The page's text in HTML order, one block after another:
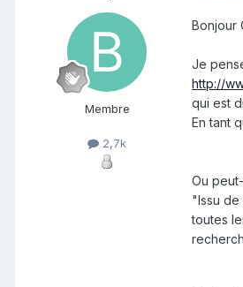
Membre
2,7k
Bonjour
Je
http://
qui est
En tant
Ou
"Issu
toutes